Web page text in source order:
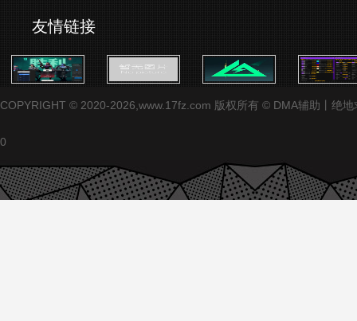
友情链接
COPYRIGHT © 2020-2026,www.17fz.com 版权所有 © DMA辅助丨绝
0